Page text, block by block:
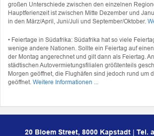
großen Unterschiede zwischen den einzelnen
Hauptferienzeit ist zwischen Mitte Dezember und
in den März/April, Juni/Juli und September/Oktober.
• Feiertage in Südafrika: Südafrika hat so viele
wenige andere Nationen. Sollte ein Feiertag auf
der Montag angerechnet und gilt dann als Feiertag.
städtischen Autovermietungsfilialen größtenteils
Morgen geöffnet, die Flughäfen sind jedoch rund um
geöffnet. Weitere Informationen ...
20 Bloem Street, 8000 Kapstadt | Tel.